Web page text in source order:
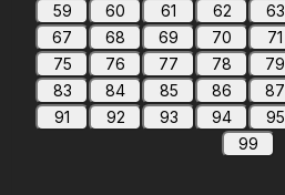
59
60 61 62 63
67
68 69 70 71
75
76 77 78 79
83
84 85 86 87
91
92 93 94 95
99